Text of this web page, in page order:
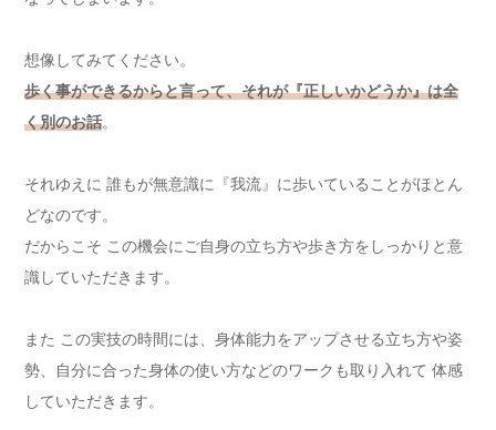
想像してみてください。
歩く事ができるからと言って、それが『正しいかどうか』は全
く別のお話。
それゆえに 誰もが無意識に『我流』に歩いていることがほとん
どなのです。
だからこそ この機会にご自身の立ち方や歩き方をしっかりと意
識していただきます。
また この実技の時間には、身体能力をアップさせる立ち方や姿
勢、自分に合った身体の使い方などのワークも取り入れて 体感
していただきます。